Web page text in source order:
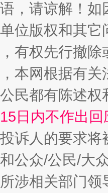
，请谅解！
位版权和其它
有权先行撤
本网根据有
民都有陈述
日内不作出
诉人的要求将
公众/公民/大
涉相关部门